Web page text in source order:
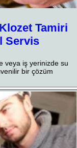
Tamiri
Servis
veya iş yerinizde su
bir çözüm